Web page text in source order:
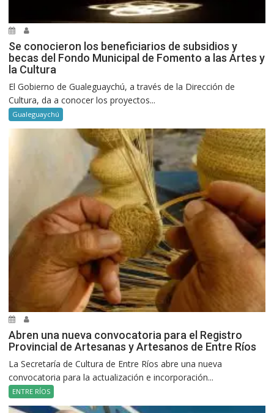
Se conocieron los beneficiarios de subsidios y
becas del Fondo Municipal de Fomento a las Artes y
la Cultura
El Gobierno de Gualeguaychú, a través de la Dirección de
Cultura, da a conocer los proyectos...
Gualeguaychú
Abren una nueva convocatoria para el Registro
Provincial de Artesanas y Artesanos de Entre Ríos
La Secretaría de Cultura de Entre Ríos abre una nueva
convocatoria para la actualización e incorporación...
ENTRE RÍOS